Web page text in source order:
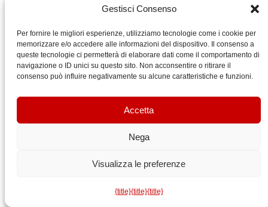
Gestisci Consenso
Per fornire le migliori esperienze, utilizziamo tecnologie come i cookie per
memorizzare e/o accedere alle informazioni del dispositivo. Il consenso a
queste tecnologie ci permetterà di elaborare dati come il comportamento di
navigazione o ID unici su questo sito. Non acconsentire o ritirare il
consenso può influire negativamente su alcune caratteristiche e funzioni.
Accetta
Nega
Visualizza le preferenze
{title}{title}{title}